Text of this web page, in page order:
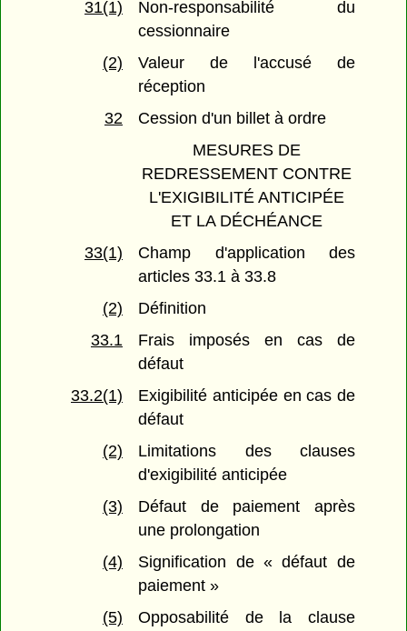
31(1)
Non-responsabilité du
cessionnaire
(2)
Valeur de l'accusé de
réception
32
Cession d'un billet à ordre
MESURES DE
REDRESSEMENT CONTRE
L'EXIGIBILITÉ ANTICIPÉE
ET LA DÉCHÉANCE
33(1)
Champ d'application des
articles 33.1 à 33.8
(2)
Définition
33.1
Frais imposés en cas de
défaut
33.2(1)
Exigibilité anticipée en cas de
défaut
(2)
Limitations des clauses
d'exigibilité anticipée
(3)
Défaut de paiement après
une prolongation
(4)
Signification de « défaut de
paiement »
(5)
Opposabilité de la clause